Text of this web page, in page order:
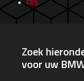
F85
Zoek
voor uw